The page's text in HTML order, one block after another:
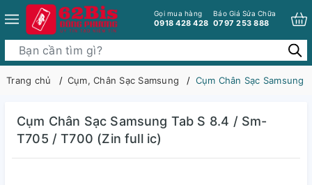
Gọi mua hàng
0918 428 428
Báo Giá Sửa Chữa
0797 253 888
Trang chủ Cụm, Chân Sạc Samsung Cụm Chân Sạc Samsung
Cụm Chân Sạc Samsung Tab S 8.4 / Sm-
T705 / T700 (Zin full ic)